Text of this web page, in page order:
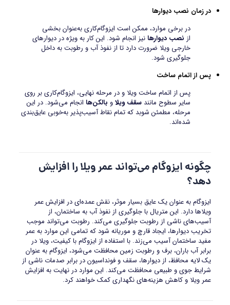
در زمان نصب دیوارها
در برخی موارد، ممکن است ایزوگام‌کاری به‌عنوان بخشی
از نصب دیوارهانیز انجام شود. این کار به ویژه در دیوارهای
خارجی ویلا ضرورت دارد تا از نفوذ آب و رطوبت به داخل
جلوگیری شود.
پس از اتمام ساخت
پس از اتمام ساخت ویلا و در مرحله نهایی، ایزوگام‌کاری بر روی
سایر سطوح مانند سقف ویلاو بالکن‌هاانجام می‌شود. در این
مرحله، مطمئن شوبد که تمام نقاط آسیب‌پذیر به‌خوبی عایق‌بندی
شده‌اند.
چگونه ایزوگام می‌تواند عمر ویلا را افزایش
دهد؟
ایزوگام به عنوان یک عایق بسیار موثر، نقش عمده‌ای در افزایش عمر
ویلاها دارد. این متریال با جلوگیری از نفوذ آب به ساختمان، از
آسیب‌های ناشی از رطوبت جلوگیری می‌کند. رطوبت می‌تواند موجب
تخریب دیوارها، ایجاد قارچ و موریانه شود که تمامی این موارد به عمر
مفید ساختمان آسیب می‌زند. با استفاده از ایزوگام با کیفیت، ویلا در
برابر آب باران، برف و رطوبت زمین محافظت می‌شود، ایزوگام به عنوان
یک لایه محافظ، از دیوارها، سقف و فونداسیون در برابر صدمات ناشی از
شرایط جوی و طبیعی محافظت می‌کند. این موارد در نهایت به افزایش
عمر ویلا و کاهش هزینه‌های نگهداری کمک خواهند کرد.